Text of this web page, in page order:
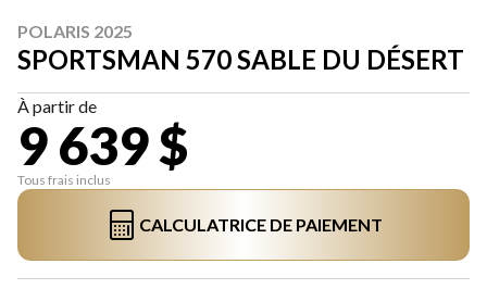
POLARIS 2025
SPORTSMAN 570 SABLE DU DÉSERT
À partir de
9 639 $
Tous frais inclus
CALCULATRICE DE PAIEMENT